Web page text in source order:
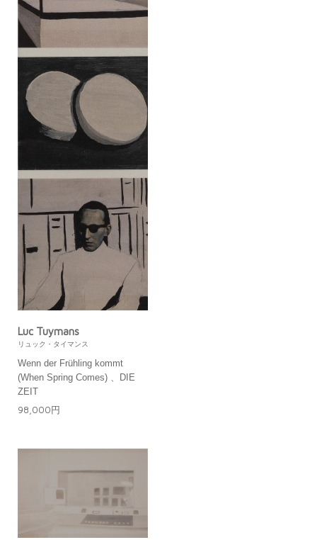
Luc Tuymans
リュック・タイマンス
Wenn der Frühling kommt
(When Spring Comes) 、DIE
ZEIT
98,000円